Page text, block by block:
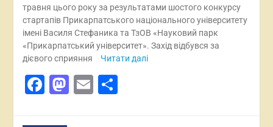
травня цього року за результатами шостого конкурсу
стартапів Прикарпатського національного університету
імені Василя Стефаника та ТзОВ «Науковий парк
«Прикарпатський університет». Захід відбувся за
дієвого сприяння
Читати далі
Facebook
Mastodon
EmailПоділитися